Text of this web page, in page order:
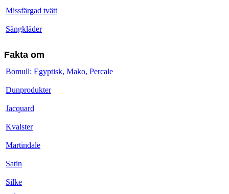
Missfärgad tvätt
Sängkläder
Fakta om
Bomull: Egyptisk, Mako, Percale
Dunprodukter
Jacquard
Kvalster
Martindale
Satin
Silke